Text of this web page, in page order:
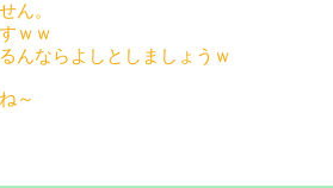
ん。
ｗｗ
んならよしとしましょうｗ
～